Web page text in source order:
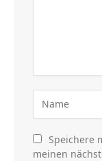
Speichere
meinen